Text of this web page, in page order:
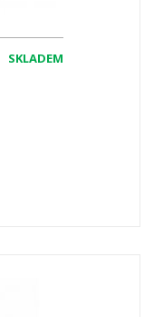
SKLADEM